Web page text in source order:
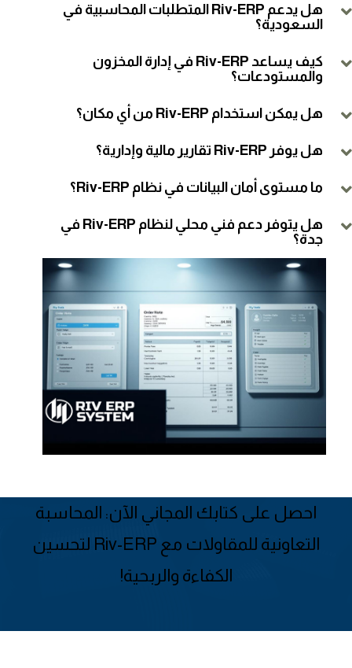
هل يدعم Riv-ERP المتطلبات المحاسبية في
السعودية؟
كيف يساعد Riv-ERP في إدارة المخزون
والمستودعات؟
هل يمكن استخدام Riv-ERP من أي مكان؟
هل يوفر Riv-ERP تقارير مالية وإدارية؟
ما مستوى أمان البيانات في نظام Riv-ERP؟
هل يتوفر دعم فني محلي لنظام Riv-ERP في
جدة؟
احصل على كتابك المجاني الآن: المحاسبة
التعاونية للمقاولات مع Riv-ERP لتحسين
الكفاءة والربحية!